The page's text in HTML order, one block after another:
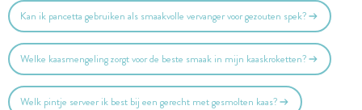
Kan ik pancetta gebruiken als smaakvolle vervanger voor gezouten spek?
Welke kaasmengeling zorgt voor de beste smaak in mijn kaaskroketten?
Welk pintje serveer ik best bij een gerecht met gesmolten kaas?